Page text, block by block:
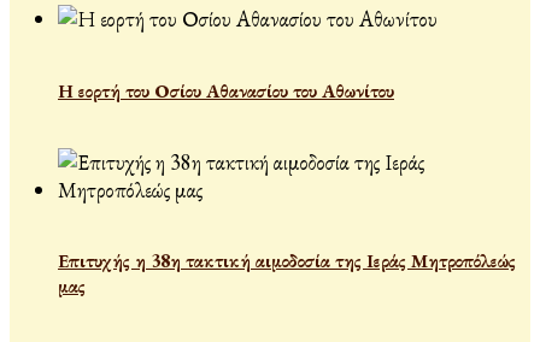
Η εορτή του Οσίου Αθανασίου του Αθωνίτου
Επιτυχής η 38η τακτική αιμοδοσία της Ιεράς Μητροπόλεώς
μας